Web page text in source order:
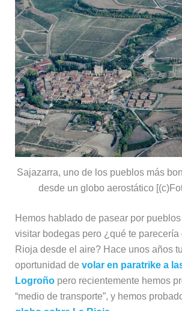
Sajazarra, uno de los pueblos más
desde un globo aerostático
Hemos hablado de pasear por
visitar bodegas pero ¿qué te parecería
Rioja desde el aire? Hace unos años
oportunidad de volar en paratrike a
Logroñopero recientemente hemos
“medio de transporte”, y hemos